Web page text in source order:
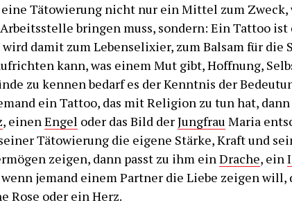
Tätowierung nicht nur ein Mittel zum Zweck,
bringen muss, sondern: Ein Tattoo
damit zum Lebenselixier, zum Balsam für die
kann, was einem Mut gibt, Hoffnung,
zu kennen bedarf es der Kenntnis der
ein Tattoo, das mit Religion zu tun hat,
, einenEngel oder das Bild derJungfrau Maria
Tätowierung die eigene Stärke, Kraft und
zeigen, dann passt zu ihm einDrache, ein
wenn jemand einem Partner die Liebe zeigen will,
Rose oder ein Herz.